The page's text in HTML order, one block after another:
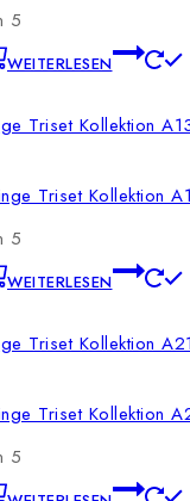
5
WEITERLESEN
Triset Kollektion
5
WEITERLESEN
Triset Kollektion
5